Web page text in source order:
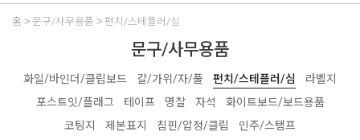
홈 문구/사무용품 펀치/스테플러/심
문구/사무용품
화일/바인더/클립보드 칼/가위/자/풀 펀치/스테플러/심
라벨지
포스트잇/플래그
테이프 명찰 자석
화이트보드/보드용품
코팅지
제본표지 침핀/압정/클립
인주/스탬프